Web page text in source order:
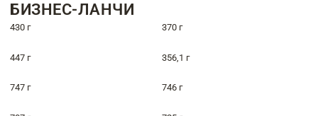
БИЗНЕС-ЛАНЧИ
430 г 370 г
447 г 356,1 г
747 г 746 г